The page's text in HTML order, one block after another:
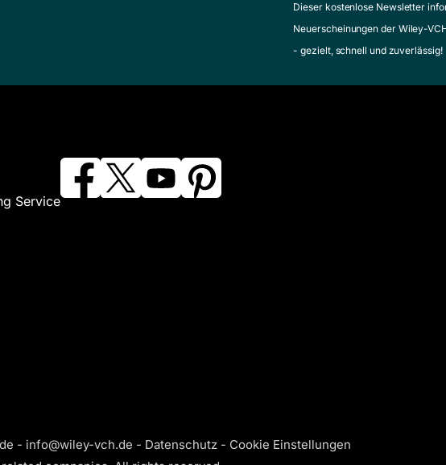
Dieser kostenlose Newsletter
Neuerscheinungen der Wiley-
- gezielt, schnell und zuverlässig!
Service
- info@wiley-vch.de - Datenschutz - Cookie Einstellungen